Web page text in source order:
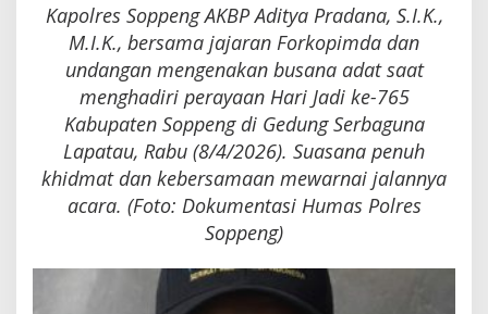
Kapolres Soppeng AKBP Aditya Pradana, S.I.K.,
M.I.K., bersama jajaran Forkopimda dan
undangan mengenakan busana adat saat
menghadiri perayaan Hari Jadi ke-765
Kabupaten Soppeng di Gedung Serbaguna
Lapatau, Rabu (8/4/2026). Suasana penuh
khidmat dan kebersamaan mewarnai jalannya
acara. (Foto: Dokumentasi Humas Polres
Soppeng)